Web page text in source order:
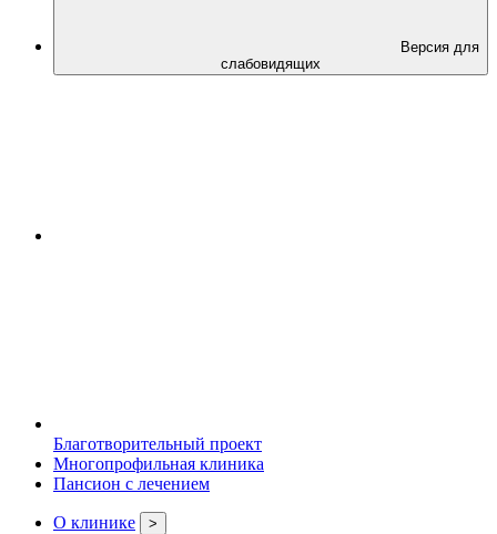
Версия для
слабовидящих
Благотворительный проект
Многопрофильная клиника
Пансион с лечением
О клинике >